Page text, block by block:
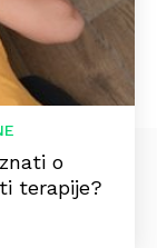
o
terapije?